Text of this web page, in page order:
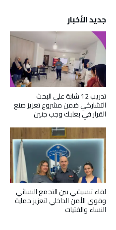
جديد الأخبار
تدريب 12 شابة على البحث
التشاركي ضمن مشروع تعزيز صنع
القرار في بعلبك وجب جنين
لقاء تنسيقي بين التجمع النسائي
وقوى الأمن الداخلي لتعزيز حماية
النساء والفتيات